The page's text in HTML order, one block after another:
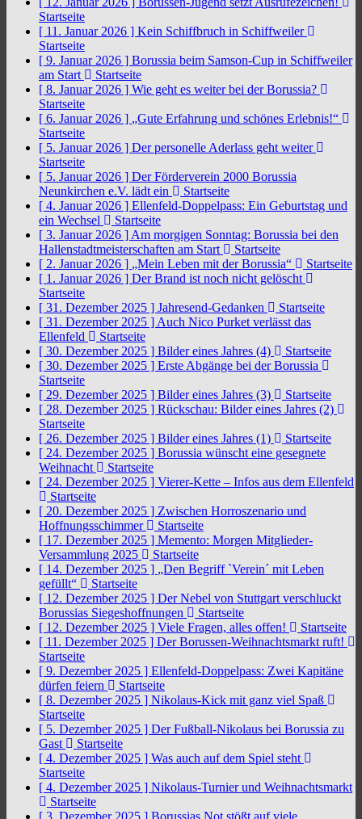
Startseite
[ 11. Januar 2026 ] Kein Schiffbruch in Schiffweiler
Startseite
[ 9. Januar 2026 ] Borussia beim Samson-Cup in Schiffweiler
am Start
Startseite
[ 8. Januar 2026 ] Wie geht es weiter bei der Borussia?
Startseite
[ 6. Januar 2026 ] „Gute Erfahrung und schönes Erlebnis!“
Startseite
[ 5. Januar 2026 ] Der personelle Aderlass geht weiter
Startseite
[ 5. Januar 2026 ] Der Förderverein 2000 Borussia
Neunkirchen e.V. lädt ein
Startseite
[ 4. Januar 2026 ] Ellenfeld-Doppelpass: Ein Geburtstag und
ein Wechsel
Startseite
[ 3. Januar 2026 ] Am morgigen Sonntag: Borussia bei den
Hallenstadtmeisterschaften am Start
Startseite
[ 2. Januar 2026 ] „Mein Leben mit der Borussia“
Startseite
[ 1. Januar 2026 ] Der Brand ist noch nicht gelöscht
Startseite
[ 31. Dezember 2025 ] Jahresend-Gedanken
Startseite
[ 31. Dezember 2025 ] Auch Nico Purket verlässt das
Ellenfeld
Startseite
[ 30. Dezember 2025 ] Bilder eines Jahres (4)
Startseite
[ 30. Dezember 2025 ] Erste Abgänge bei der Borussia
Startseite
[ 29. Dezember 2025 ] Bilder eines Jahres (3)
Startseite
[ 28. Dezember 2025 ] Rückschau: Bilder eines Jahres (2)
Startseite
[ 26. Dezember 2025 ] Bilder eines Jahres (1)
Startseite
[ 24. Dezember 2025 ] Borussia wünscht eine gesegnete
Weihnacht
Startseite
[ 24. Dezember 2025 ] Vierer-Kette – Infos aus dem Ellenfeld
Startseite
[ 20. Dezember 2025 ] Zwischen Horroszenario und
Hoffnungsschimmer
Startseite
[ 17. Dezember 2025 ] Memento: Morgen Mitglieder-
Versammlung 2025
Startseite
[ 14. Dezember 2025 ] „Den Begriff `Verein´ mit Leben
gefüllt“
Startseite
[ 12. Dezember 2025 ] Der Nebel von Stuttgart verschluckt
Borussias Siegeshoffnungen
Startseite
[ 12. Dezember 2025 ] Viele Fragen, alles offen!
Startseite
[ 11. Dezember 2025 ] Der Borussen-Weihnachtsmarkt ruft!
Startseite
[ 9. Dezember 2025 ] Ellenfeld-Doppelpass: Zwei Kapitäne
dürfen feiern
Startseite
[ 8. Dezember 2025 ] Nikolaus-Kick mit ganz viel Spaß
Startseite
[ 5. Dezember 2025 ] Der Fußball-Nikolaus bei Borussia zu
Gast
Startseite
[ 4. Dezember 2025 ] Was auch auf dem Spiel steht
Startseite
[ 4. Dezember 2025 ] Nikolaus-Turnier und Weihnachtsmarkt
Startseite
[ 3. Dezember 2025 ] Borussias Not stößt auf viele